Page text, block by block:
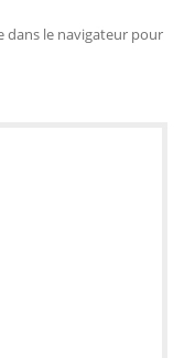
dans le navigateur pour